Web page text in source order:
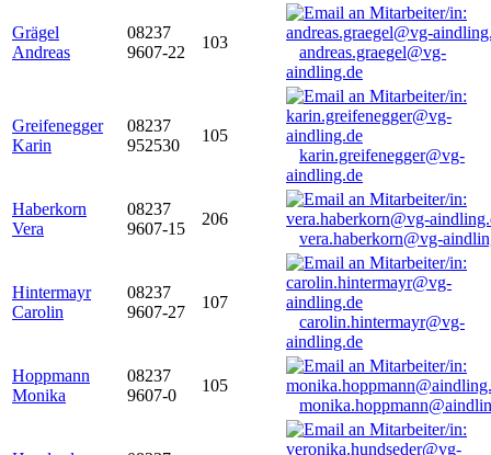
Grägel
Andreas
08237
9607-22
103
andreas.graegel@vg-
aindling.de
Greifenegger
Karin
08237
952530
105
karin.greifenegger@vg-
aindling.de
Haberkorn
Vera
08237
9607-15
206
vera.haberkorn@vg-
Hintermayr
Carolin
08237
9607-27
107
carolin.hintermayr@vg-
aindling.de
Hoppmann
Monika
08237
9607-0
105